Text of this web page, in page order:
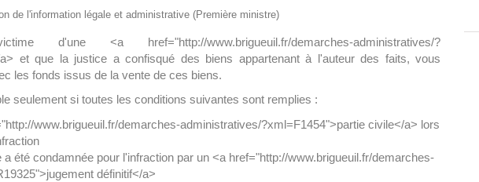
de l'information légale et administrative (Première ministre)
<a href="http://www.brigueuil.fr/demarches-administratives/?
a> et que la justice a confisqué des biens appartenant à l'auteur des faits, vous
les fonds issus de la vente de ces biens.
seulement si toutes les conditions suivantes sont remplies :
www.brigueuil.fr/demarches-administratives/?xml=F1454">partie civile</a> lors
a été condamnée pour l'infraction par un <a href="http://www.brigueuil.fr/demarches-
définitif</a>
hall d’accueil avec […]